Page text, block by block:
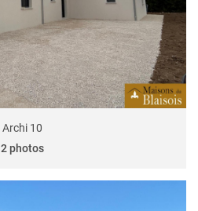
Archi 10
2 photos